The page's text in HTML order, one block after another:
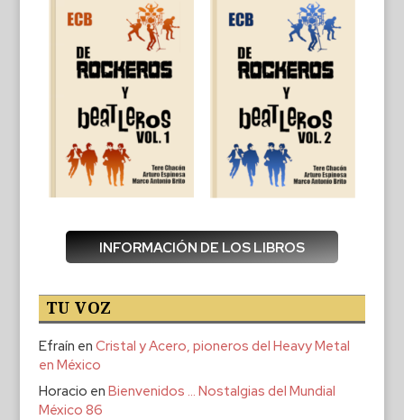
INFORMACIÓN DE LOS LIBROS
TU VOZ
Efraín en Cristal y Acero, pioneros del Heavy Metal
en México
Horacio en Bienvenidos … Nostalgias del Mundial
México 86